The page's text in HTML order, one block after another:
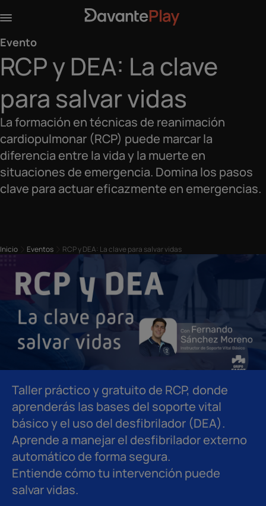
Evento
RCP y DEA: La clave
para salvar vidas
La formación en técnicas de reanimación
cardiopulmonar (RCP) puede marcar la
diferencia entre la vida y la muerte en
situaciones de emergencia. Domina los pasos
clave para actuar eficazmente en emergencias.
Inicio Eventos RCP y DEA: La clave para salvar vidas
Taller práctico y gratuito de RCP, donde
aprenderás las bases del soporte vital
básico y el uso del desfibrilador (DEA).
Aprende a manejar el desfibrilador externo
automático de forma segura.
Entiende cómo tu intervención puede
salvar vidas.